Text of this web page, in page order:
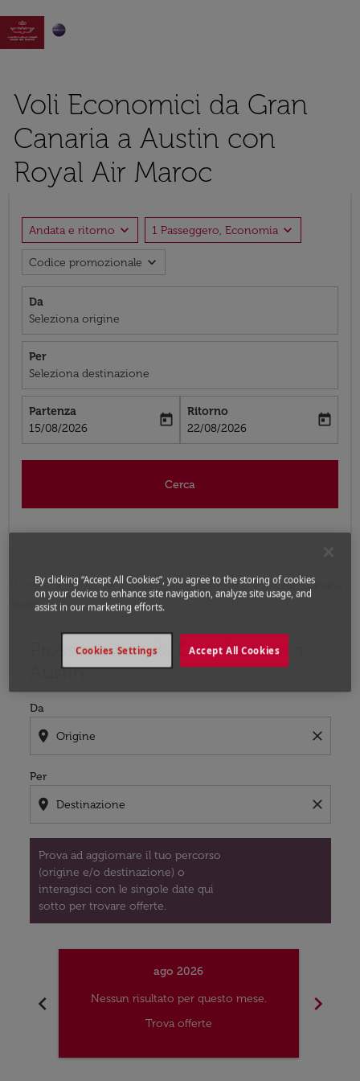

Voli Economici da Gran
Canaria a Austin con
Royal Air Maroc
Andata e ritorno expand_more 1 Passeggero, Economia expand_more
Codice promozionale expand_more
Da
Seleziona origine
Per
Seleziona destinazione
Partenza
fc-booking-departure-date-aria-label
15/08/2026
today
Ritorno
fc-booking-return-date-aria-label
22/08/2026
today
Cerca
Home Voli Voli per Stati Uniti
Voli Gran Canaria -
Austin
Prossimo voli da Gran Canaria a
Austin
Da
location_on close
Per
location_on close
Prova ad aggiornare il tuo percorso
(origine e/o destinazione) o
interagisci con le singole date qui
sotto per trovare offerte.
Prova ad aggiornare il tuo percorso (origine e/o
chevron_left
ago 2026
Nessun risultato per questo mese.
Trova offerte
chevron_right
By clicking “Accept All Cookies”, you agree to the storing of cookies
on your device to enhance site navigation, analyze site usage, and
assist in our marketing efforts.
Accept All Cookies
Cookies Settings